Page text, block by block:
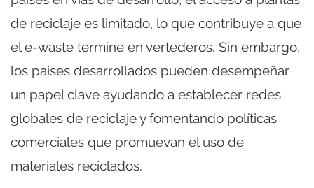
de reciclaje es limitado, lo que contribuye a que
el e-waste termine en vertederos. Sin embargo,
los países desarrollados pueden desempeñar
un papel clave ayudando a establecer redes
globales de reciclaje y fomentando políticas
comerciales que promuevan el uso de
materiales reciclados.